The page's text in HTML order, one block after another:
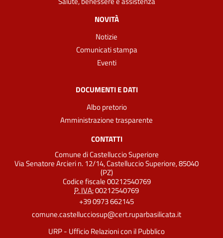
NOVITÀ
Notizie
Comunicati stampa
Eventi
DOCUMENTI E DATI
Albo pretorio
Amministrazione trasparente
CONTATTI
Comune di Castelluccio Superiore
Via Senatore Arcieri n. 12/14, Castelluccio Superiore, 85040
(PZ)
Codice fiscale 00212540769
P. IVA:00212540769
+39 0973 662145
comune.castellucciosup@cert.ruparbasilicata.it
URP - Ufficio Relazioni con il Pubblico